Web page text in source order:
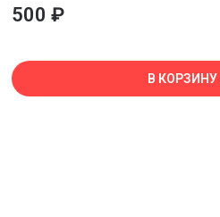
500 ₽
В КОРЗИНУ